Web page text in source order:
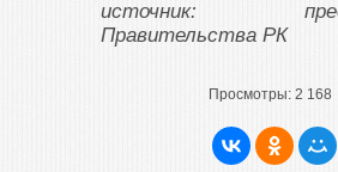
источник:
Правительства РК
Просмотры: 2 168